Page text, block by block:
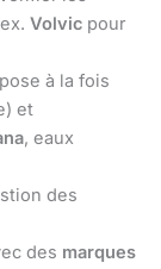
Volvic pour
à la fois
et
, eaux
des
des marques